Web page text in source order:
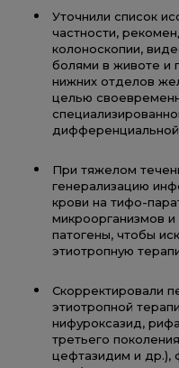
Уточнили список
частности,
колоноскопии,
болями в животе и
нижних отделов
целью
дифференциальной
При тяжелом
генерализацию
крови на тифо-
микроорганизмов
патогены, чтобы
этиотропную
Скорректировали
этиотропной
нифуроксазид,
третьего
цефтазидим и др.),